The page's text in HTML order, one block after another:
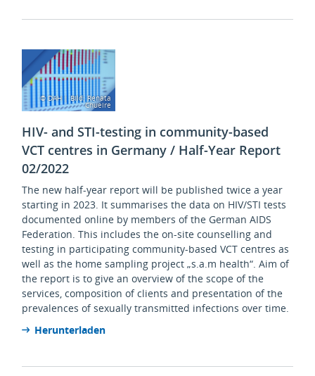
© DAH | Bild: Renata
Chueire
HIV- and STI-testing in community-based
VCT centres in Germany / Half-Year Report
02/2022
The new half-year report will be published twice a year
starting in 2023. It summarises the data on HIV/STI tests
documented online by members of the German AIDS
Federation. This includes the on-site counselling and
testing in participating community-based VCT centres as
well as the home sampling project „s.a.m health“. Aim of
the report is to give an overview of the scope of the
services, composition of clients and presentation of the
prevalences of sexually transmitted infections over time.
Herunterladen